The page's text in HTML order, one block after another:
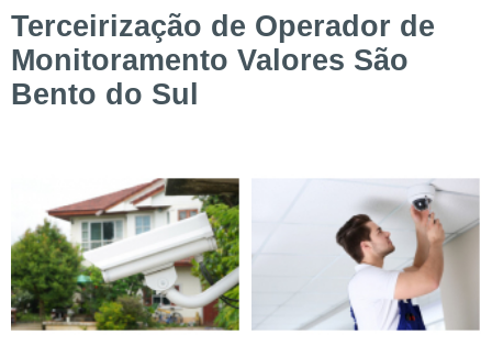
Terceirização de Operador de
Monitoramento Valores São
Bento do Sul